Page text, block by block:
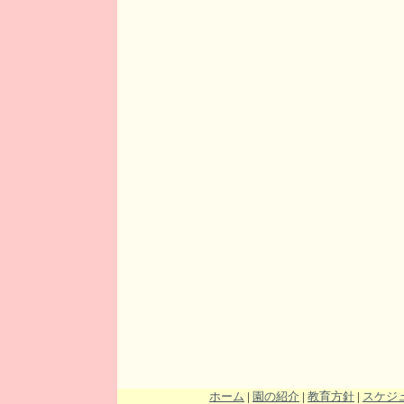
ホーム | 園の紹介 | 教育方針 | スケジ